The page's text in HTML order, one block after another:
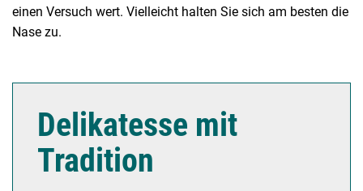
einen Versuch wert. Vielleicht halten Sie sich am besten die
Nase zu.
Delikatesse mit
Tradition